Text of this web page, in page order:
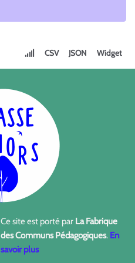
CSV JSON Widget
Ce site est porté par La Fabrique
des Communs Pédagogiques. En
savoir plus